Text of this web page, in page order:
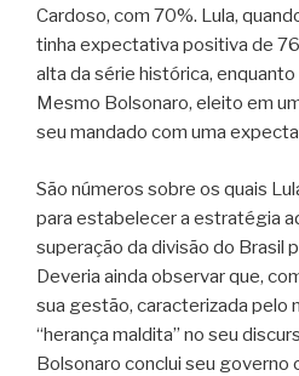
Cardoso, com 70%. Lula,
tinha expectativa positiva de
alta da série histórica,
Mesmo Bolsonaro, eleito em
seu mandado com uma
São números sobre os quais
para estabelecer a estratégia
superação da divisão do Brasil
Deveria ainda observar que,
sua gestão, caracterizada pelo
“herança maldita” no seu
Bolsonaro conclui seu governo